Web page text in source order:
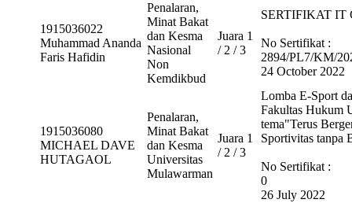
1915036022
Muhammad Ananda
Faris Hafidin
Penalaran,
Minat Bakat
dan Kesma
Nasional
Non
Kemdikbud
Juara 1
/ 2 / 3
SERTIFIKAT IT
No Sertifikat :
2894/PL7/KM/
24 October 2022
1915036080
MICHAEL DAVE
HUTAGAOL
Penalaran,
Minat Bakat
dan Kesma
Universitas
Mulawarman
Juara 1
/ 2 / 3
Lomba E-Sport
Fakultas Hukum
tema"Terus
Sportivitas tanpa
No Sertifikat :
0
26 July 2022